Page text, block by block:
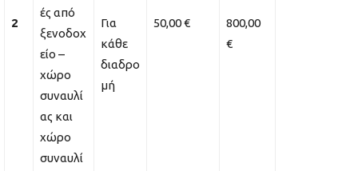
2
ές από
ξενοδοχ
είο –
χώρο
συναυλί
ας και
χώρο
συναυλί
Για
κάθε
διαδρο
μή
50,00 €
800,00
€